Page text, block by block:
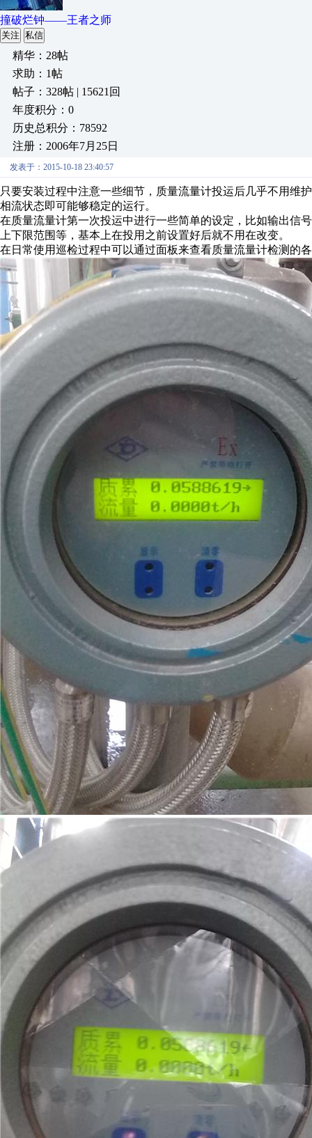
撞破烂钟——王者之师
关注 私信
精华：28帖
求助：1帖
帖子：328帖 | 15621回
年度积分：0
历史总积分：78592
注册：2006年7月25日
发表于：2015-10-18 23:40:57
只要安装过程中注意一些细节，质量流量计投运后几乎不用维
相流状态即可能够稳定的运行。
在质量流量计第一次投运中进行一些简单的设定，比如输出信
上下限范围等，基本上在投用之前设置好后就不用在改变。
在日常使用巡检过程中可以通过面板来查看质量流量计检测的